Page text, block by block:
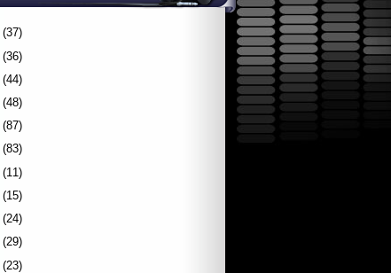
(37)
(36)
(44)
(48)
(87)
(83)
(11)
(15)
(24)
(29)
(23)